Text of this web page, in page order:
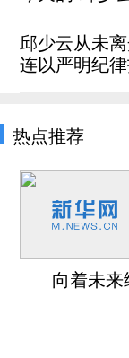
邱少云从未
连以严明纪
热点推荐
向着未来